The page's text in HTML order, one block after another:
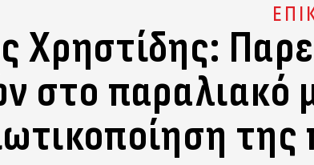
Χρηστίδης:
στο